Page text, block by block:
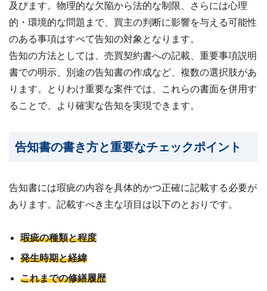
及びます。物理的な欠陥から法的な制限、さらには心理
的・環境的な問題まで、買主の判断に影響を与える可能性
のある事項はすべて告知の対象となります。
告知の方法としては、売買契約書への記載、重要事項説明
書での明示、別途の告知書の作成など、複数の選択肢があ
ります。とりわけ重要な案件では、これらの書面を併用す
ることで、より確実な告知を実現できます。
告知書の書き方と重要なチェックポイント
告知書には瑕疵の内容を具体的かつ正確に記載する必要が
あります。記載すべき主な項目は以下のとおりです。
瑕疵の種類と程度
発生時期と経緯
これまでの修繕履歴